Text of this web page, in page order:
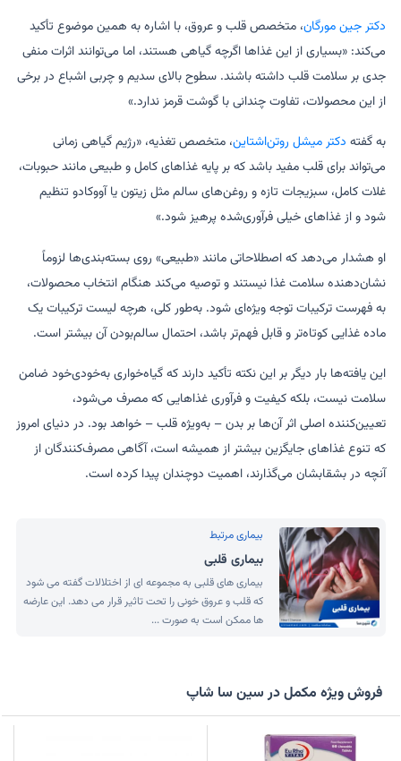
دکتر جین مورگان، متخصص قلب و عروق، با اشاره به همین موضوع تأکید
می‌کند: «بسیاری از این غذاها اگرچه گیاهی هستند، اما می‌توانند اثرات منفی
جدی بر سلامت قلب داشته باشند. سطوح بالای سدیم و چربی اشباع در برخی
از این محصولات، تفاوت چندانی با گوشت قرمز ندارد.»
به گفته دکتر میشل روتن‌اشتاین، متخصص تغذیه، «رژیم گیاهی زمانی
می‌تواند برای قلب مفید باشد که بر پایه غذاهای کامل و طبیعی مانند حبوبات،
غلات کامل، سبزیجات تازه و روغن‌های سالم مثل زیتون یا آووکادو تنظیم
شود و از غذاهای خیلی فرآوری‌شده پرهیز شود.»
او هشدار می‌دهد که اصطلاحاتی مانند «طبیعی» روی بسته‌بندی‌ها لزوماً
نشان‌دهنده سلامت غذا نیستند و توصیه می‌کند هنگام انتخاب محصولات،
به فهرست ترکیبات توجه ویژه‌ای شود. به‌طور کلی، هرچه لیست ترکیبات یک
ماده غذایی کوتاه‌تر و قابل فهم‌تر باشد، احتمال سالم‌بودن آن بیشتر است.
این یافته‌ها بار دیگر بر این نکته تأکید دارند که گیاه‌خواری به‌خودی‌خود ضامن
سلامت نیست، بلکه کیفیت و فرآوری غذاهایی که مصرف می‌شود،
تعیین‌کننده اصلی اثر آن‌ها بر بدن – به‌ویژه قلب – خواهد بود. در دنیای امروز
که تنوع غذاهای جایگزین بیشتر از همیشه است، آگاهی مصرف‌کنندگان از
آنچه در بشقابشان می‌گذارند، اهمیت دوچندان پیدا کرده است.
بیماری مرتبط
بیماری قلبی
بیماری های قلبی به مجموعه ای از اختلالات گفته می شود
که قلب و عروق خونی را تحت تاثیر قرار می دهد. این عارضه
ها ممکن است به صورت ...
فروش ویژه مکمل در سین سا شاپ